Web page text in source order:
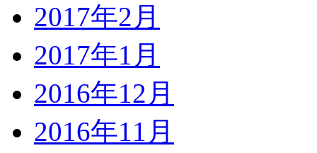
2017年2月
2017年1月
2016年12月
2016年11月